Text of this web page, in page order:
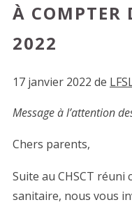
À COMPTER
2022
17 janvier 2022 de
Message à l’attention
Chers parents,
Suite au CHSCT réuni
sanitaire, nous vous